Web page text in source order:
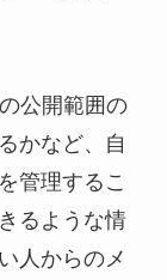
公開範囲の
かなど、自
管理するこ
るような情
人からのメ